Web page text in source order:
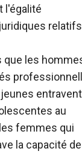
l'égalité
que les
au
femmes qui
la capacité